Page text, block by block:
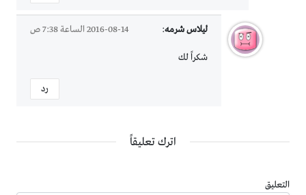
ليلاس شرمه: 2016-08-14 الساعة 7:38 ص
شكراً لك
رد
اترك تعليقاً
التعليق